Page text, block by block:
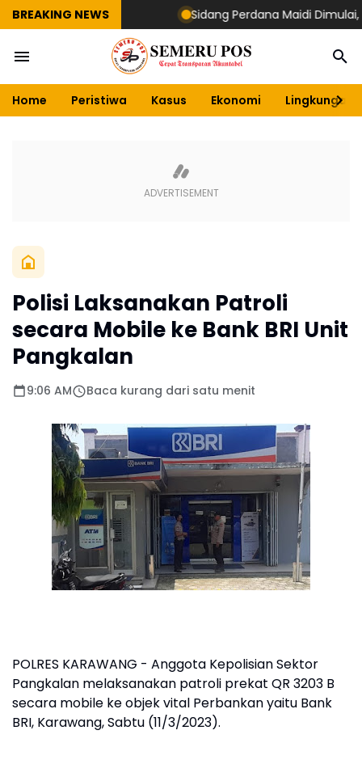
BREAKING NEWS Sidang Perdana Maidi Dimulai,
Home Peristiwa Kasus Ekonomi Lingkungan
Polisi Laksanakan Patroli
secara Mobile ke Bank BRI Unit
Pangkalan
9:06 AM Baca kurang dari satu menit
POLRES KARAWANG - Anggota Kepolisian Sektor
Pangkalan melaksanakan patroli prekat QR 3203 B
secara mobile ke objek vital Perbankan yaitu Bank
BRI, Karawang, Sabtu (11/3/2023).